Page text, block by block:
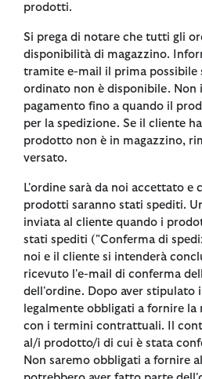
prodotti.
Si prega di notare che tutti gli
disponibilità di magazzino.
tramite e-mail il prima possibile
ordinato non è disponibile. Non
pagamento fino a quando il
per la spedizione. Se il cliente
prodotto non è in magazzino,
versato.
L'ordine sarà da noi accettato e
prodotti saranno stati spediti.
inviata al cliente quando i
stati spediti ("Conferma di
noi e il cliente si intenderà
ricevuto l'e-mail di conferma
dell'ordine. Dopo aver stipulato
legalmente obbligati a fornire
con i termini contrattuali. Il
al/i prodotto/i di cui è stata
Non saremo obbligati a fornire